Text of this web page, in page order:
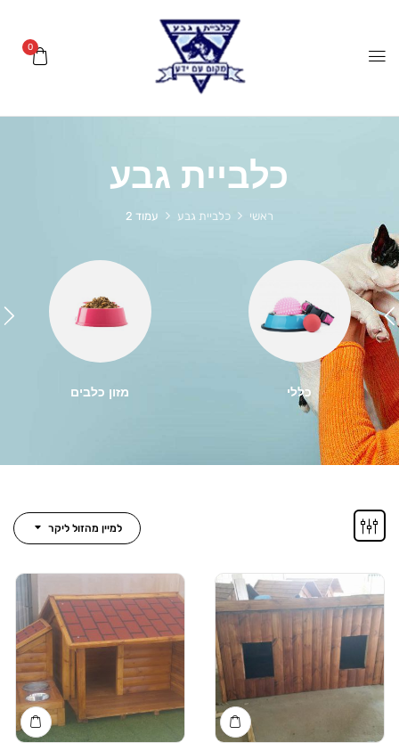
כלביית גבע
כלביית גבע עמוד 2
כללי מזון כלבים
למיין מהזול ליקר